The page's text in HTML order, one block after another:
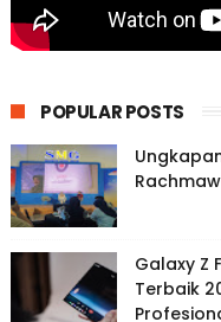
POPULAR POSTS
Galaxy Z
Terbaik